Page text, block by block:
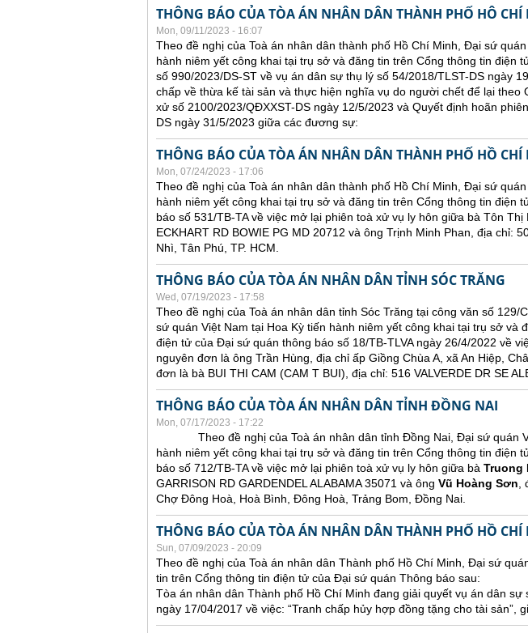
THÔNG BÁO CỦA TÒA ÁN NHÂN DÂN THÀNH PHỐ HÔ CHÍ
Mon, 09/11/2023 - 16:07
Theo đề nghị của Toà án nhân dân thành phố Hồ Chí Minh, Đại sứ
hành niêm yết công khai tại trụ sở và đăng tin trên Cổng thông tin điện
số 990/2023/DS-ST về vụ án dân sự thụ lý số 54/2018/TLST-DS ngày
chấp về thừa kế tài sản và thực hiện nghĩa vụ do người chết để lại theo
xử số 2100/2023/QĐXXST-DS ngày 12/5/2023 và Quyết định hoãn
DS ngày 31/5/2023 giữa các đương sự:
THÔNG BÁO CỦA TÒA ÁN NHÂN DÂN THÀNH PHỐ HỒ CHÍ
Mon, 07/24/2023 - 17:06
Theo đề nghị của Toà án nhân dân thành phố Hồ Chí Minh, Đại sứ
hành niêm yết công khai tại trụ sở và đăng tin trên Cổng thông tin điện
báo số 531/TB-TA về việc mở lại phiên toà xử vụ ly hôn giữa bà Tôn Thị
ECKHART RD BOWIE PG MD 20712 và ông Trịnh Minh Phan, địa chỉ:
Nhì, Tân Phú, TP. HCM.
THÔNG BÁO CỦA TÒA ÁN NHÂN DÂN TỈNH SÓC TRĂNG
Wed, 07/19/2023 - 17:58
Theo đề nghị của Toà án nhân dân tỉnh Sóc Trăng tại công văn số 129/
sứ quán Việt Nam tại Hoa Kỳ tiến hành niêm yết công khai tại trụ sở và
điện tử của Đại sứ quán thông báo số 18/TB-TLVA ngày 26/4/2022 về
nguyên đơn là ông Trần Hùng, địa chỉ ấp Giồng Chùa A, xã An Hiệp,
đơn là bà BUI THI CAM (CAM T BUI), địa chỉ: 516 VALVERDE DR SE
THÔNG BÁO CỦA TÒA ÁN NHÂN DÂN TỈNH ĐỒNG NAI
Mon, 07/17/2023 - 17:22
Theo đề nghị của Toà án nhân dân tỉnh Đồng Nai, Đại sứ quán
hành niêm yết công khai tại trụ sở và đăng tin trên Cổng thông tin điện
báo số 712/TB-TA về việc mở lại phiên toà xử vụ ly hôn giữa bà Truong
GARRISON RD GARDENDEL ALABAMA 35071 và ông Vũ Hoàng Sơn
Chợ Đông Hoà, Hoà Bình, Đông Hoà, Trảng Bom, Đồng Nai.
THÔNG BÁO CỦA TÒA ÁN NHÂN DÂN THÀNH PHỐ HỒ CHÍ
Sun, 07/09/2023 - 20:09
Theo đề nghị của Toà án nhân dân Thành phố Hồ Chí Minh, Đại sứ
tin trên Cổng thông tin điện tử của Đại sứ quán Thông báo sau:
Tòa án nhân dân Thành phố Hồ Chí Minh đang giải quyết vụ án dân sự
ngày 17/04/2017 về việc: “Tranh chấp hủy hợp đồng tặng cho tài sản”,